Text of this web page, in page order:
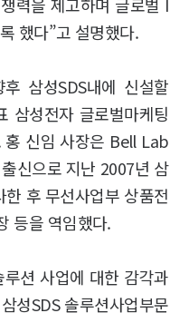
했다”고 설명했다.
삼성SDS내에 신설할
삼성전자 글로벌마케팅
홍 신임 사장은 Bell Lab
신으로 지난 2007년 삼
후 무선사업부 상품전
등을 역임했다.
션 사업에 대한 감각과
성SDS 솔루션사업부문